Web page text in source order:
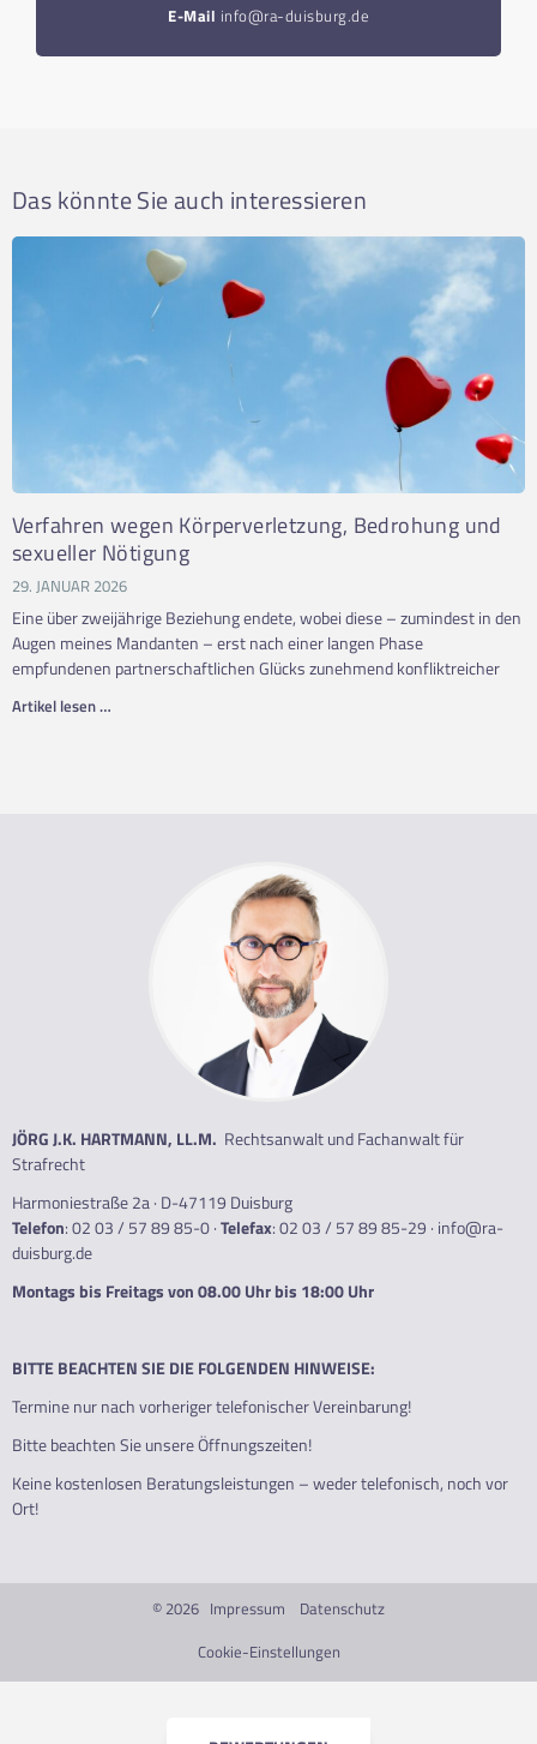
E-Mail info@ra-duisburg.de
Das könnte Sie auch interessieren
Verfahren wegen Körperverletzung, Bedrohung und
sexueller Nötigung
29. JANUAR 2026
Eine über zweijährige Beziehung endete, wobei diese – zumindest in den
Augen meines Mandanten – erst nach einer langen Phase
empfundenen partnerschaftlichen Glücks zunehmend konfliktreicher
Artikel lesen …
JÖRG J.K. HARTMANN, LL.M. Rechtsanwalt und Fachanwalt für
Strafrecht
Harmoniestraße 2a · D-47119 Duisburg
Telefon:02 03 / 57 89 85-0·Telefax: 02 03 / 57 89 85-29 · info@ra-
duisburg.de
Montags bis Freitags von 08.00 Uhr bis 18:00 Uhr
BITTE BEACHTEN SIE DIE FOLGENDEN HINWEISE:
Termine nur nach vorheriger telefonischer Vereinbarung!
Bitte beachten Sie unsere Öffnungszeiten!
Keine kostenlosen Beratungsleistungen – weder telefonisch, noch vor
Ort!
© 2026 Impressum
Datenschutz
Cookie-Einstellungen